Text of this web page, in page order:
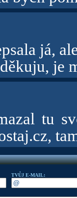
já,
je
tu
TVŮJ E-MAIL: